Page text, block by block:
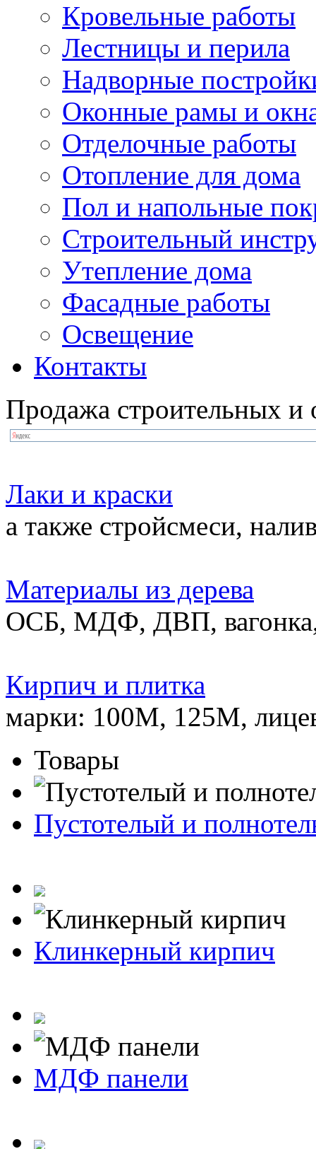
Кровельные работы
Лестницы и перила
Надворные
Оконные рамы и
Отделочные работы
Отопление для дома
Пол и напольные
Строительный
Утепление дома
Фасадные работы
Освещение
Контакты
Продажа строительных и
Лаки и краски
а также стройсмеси,
Материалы из дерева
ОСБ, МДФ, ДВП,
Кирпич и плитка
марки: 100М, 125М,
Товары
Пустотелый и
Клинкерный кирпич
МДФ панели